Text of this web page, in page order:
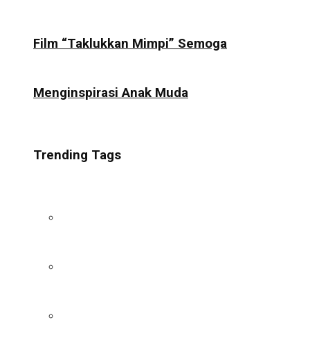
Film “Taklukkan Mimpi” Semoga
Menginspirasi Anak Muda
Trending Tags